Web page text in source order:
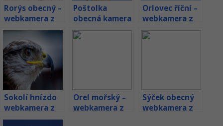
Rorýs obecný –
webkamera z
budky
Poštolka
obecná kamera
z hnízda v
Maďarsku
Orlovec říční –
webkamera z
hnízda v
Lotyšsku
Sokolí hnízdo
webkamera z
Polska
Orel mořský –
webkamera z
Sýček obecný
webkamera z